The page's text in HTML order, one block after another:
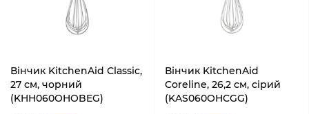
Вінчик KitchenAid Classic,
27 см, чорний
(KHH060OHOBEG)
Вінчик KitchenAid
Coreline, 26,2 см, сірий
(KAS060OHCGG)